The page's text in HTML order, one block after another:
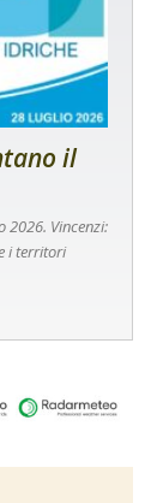
il
2026. Vincenzi:
i territori